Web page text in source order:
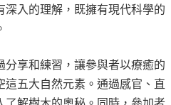
入的理解，既擁有現代科學的
享和練習，讓參與者以療癒的
五大自然元素。通過感官、直